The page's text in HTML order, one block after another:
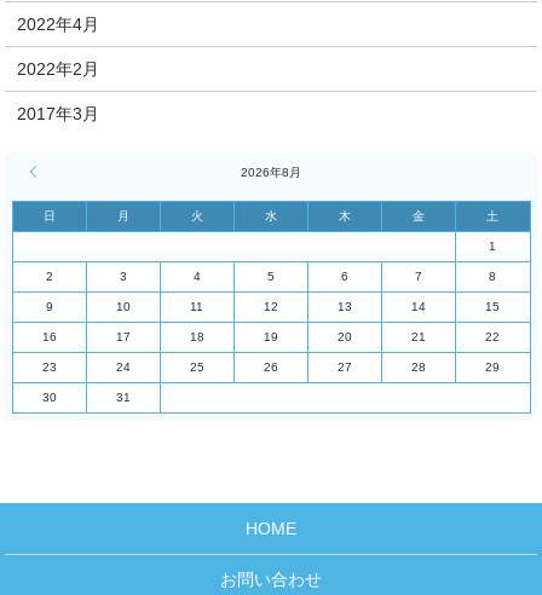
2022年4月
2022年2月
2017年3月
2026年8月
日 月 火 水 木 金 土
1
2 3 4 5 6 7 8
9 10 11 12 13 14 15
16 17 18 19 20 21 22
23 24 25 26 27 28 29
30 31
HOME
お問い合わせ